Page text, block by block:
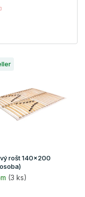
rošt 140x200
(3 ks)